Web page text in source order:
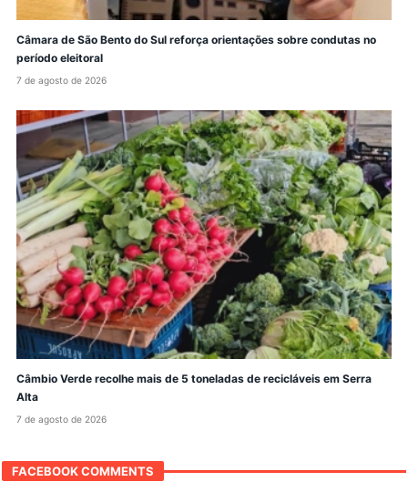
Câmara de São Bento do Sul reforça orientações sobre condutas no
período eleitoral
7 de agosto de 2026
Câmbio Verde recolhe mais de 5 toneladas de recicláveis em Serra
Alta
7 de agosto de 2026
FACEBOOK COMMENTS